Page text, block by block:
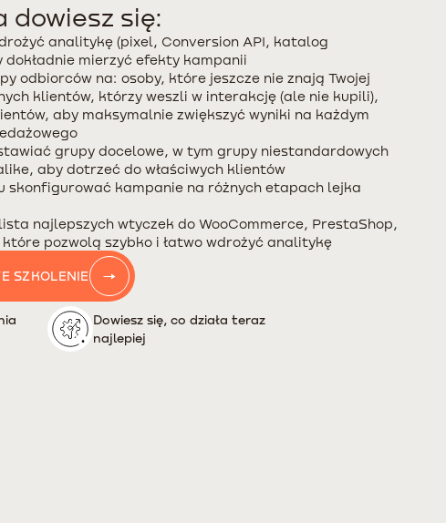
dowiesz się:
analitykę (pixel, Conversion API, katalog
dokładnie mierzyć efekty kampanii
odbiorców na: osoby, które jeszcze nie znają Twojej
klientów, którzy weszli w interakcję (ale nie kupili),
aby maksymalnie zwiększyć wyniki na każdym
grupy docelowe, w tym grupy niestandardowych
aby dotrzeć do właściwych klientów
skonfigurować kampanie na różnych etapach lejka
najlepszych wtyczek do WooCommerce, PrestaShop,
które pozwolą szybko i łatwo wdrożyć analitykę
SZKOLENIE
Dowiesz się, co działa teraz
najlepiej